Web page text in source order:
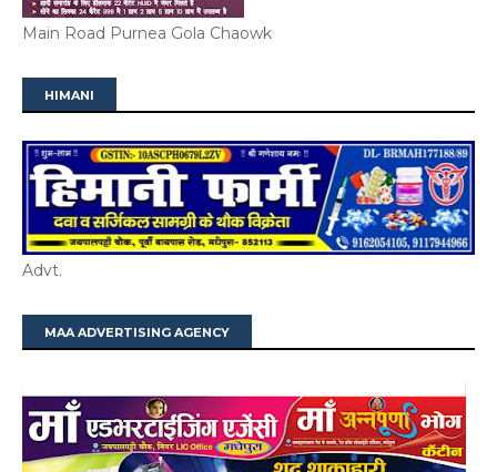
Main Road Purnea Gola Chaowk
HIMANI
Advt.
MAA ADVERTISING AGENCY